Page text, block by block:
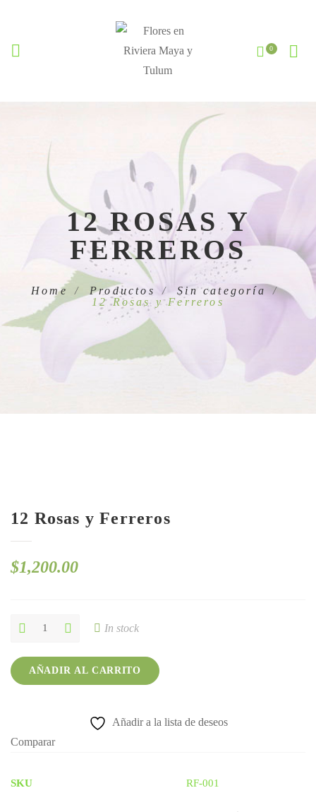
12 ROSAS Y
FERREROS
Home Productos
Sin categoría
12 Rosas y Ferreros
12 Rosas y Ferreros
$1,200.00
12
Ferreros
quantity
In stock
AÑADIR AL CARRITO
Añadir a la lista de deseos
Comparar
SKU RF-001